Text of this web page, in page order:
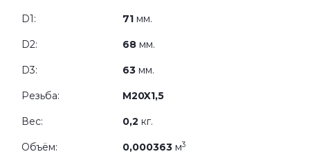
D1: 71 мм.
D2: 68 мм.
D3: 63 мм.
Резьба: M20X1,5
Вес: 0,2 кг.
Объём: 0,000363 м3